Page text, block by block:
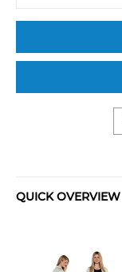
QUICK OVERVIEW